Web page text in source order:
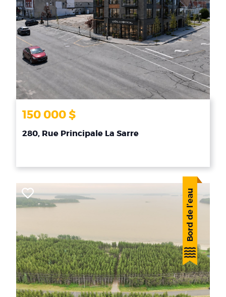
150 000 $
280, Rue Principale La Sarre